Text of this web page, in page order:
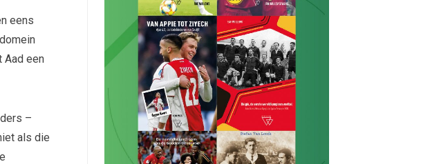
eens
Aad een
–
als die